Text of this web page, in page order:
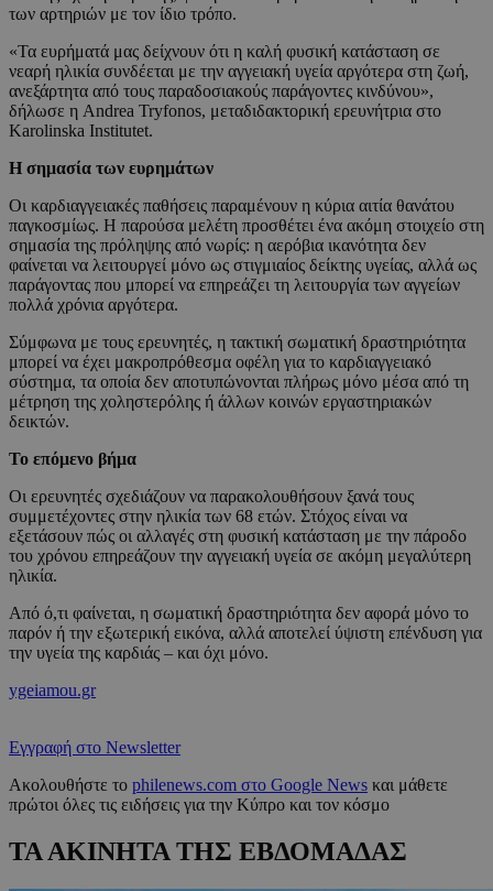
των αρτηριών με τον ίδιο τρόπο.
«Τα ευρήματά μας δείχνουν ότι η καλή φυσική κατάσταση σε
νεαρή ηλικία συνδέεται με την αγγειακή υγεία αργότερα στη ζωή,
ανεξάρτητα από τους παραδοσιακούς παράγοντες κινδύνου»,
δήλωσε η Andrea Tryfonos, μεταδιδακτορική ερευνήτρια στο
Karolinska Institutet.
Η σημασία των ευρημάτων
Οι καρδιαγγειακές παθήσεις παραμένουν η κύρια αιτία θανάτου
παγκοσμίως. Η παρούσα μελέτη προσθέτει ένα ακόμη στοιχείο στη
σημασία της πρόληψης από νωρίς: η αερόβια ικανότητα δεν
φαίνεται να λειτουργεί μόνο ως στιγμιαίος δείκτης υγείας, αλλά ως
παράγοντας που μπορεί να επηρεάζει τη λειτουργία των αγγείων
πολλά χρόνια αργότερα.
Σύμφωνα με τους ερευνητές, η τακτική σωματική δραστηριότητα
μπορεί να έχει μακροπρόθεσμα οφέλη για το καρδιαγγειακό
σύστημα, τα οποία δεν αποτυπώνονται πλήρως μόνο μέσα από τη
μέτρηση της χοληστερόλης ή άλλων κοινών εργαστηριακών
δεικτών.
Το επόμενο βήμα
Οι ερευνητές σχεδιάζουν να παρακολουθήσουν ξανά τους
συμμετέχοντες στην ηλικία των 68 ετών. Στόχος είναι να
εξετάσουν πώς οι αλλαγές στη φυσική κατάσταση με την πάροδο
του χρόνου επηρεάζουν την αγγειακή υγεία σε ακόμη μεγαλύτερη
ηλικία.
Από ό,τι φαίνεται, η σωματική δραστηριότητα δεν αφορά μόνο το
παρόν ή την εξωτερική εικόνα, αλλά αποτελεί ύψιστη επένδυση για
την υγεία της καρδιάς – και όχι μόνο.
ygeiamou.gr
Εγγραφή στο Newsletter
Ακολουθήστε το philenews.com στο Google News και μάθετε
πρώτοι όλες τις ειδήσεις για την Κύπρο και τον κόσμο
ΤΑ ΑΚΙΝΗΤΑ ΤΗΣ ΕΒΔΟΜΑΔΑΣ